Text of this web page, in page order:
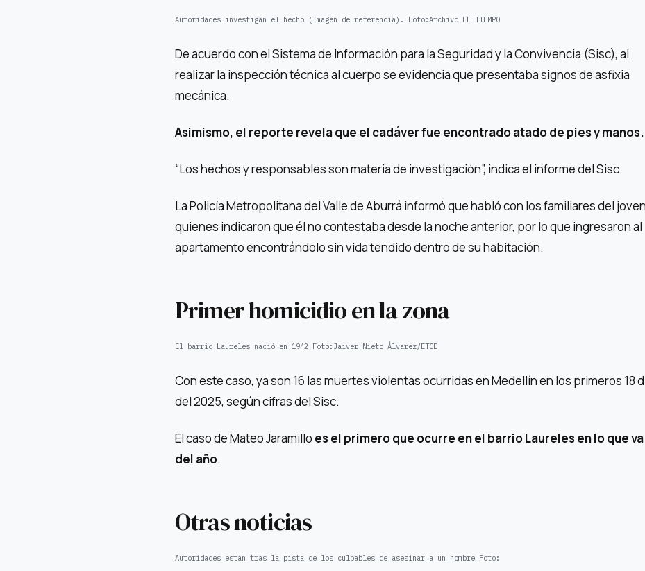
Autoridades investigan el hecho (Imagen de referencia). Foto:Archivo EL TIEMPO
De acuerdo con el Sistema de Información para la Seguridad y la Convivencia (Sisc), al
realizar la inspección técnica al cuerpo se evidencia que presentaba signos de asfixia
mecánica.
Asimismo, el reporte revela que el cadáver fue encontrado atado de pies y manos.
“Los hechos y responsables son materia de investigación”, indica el informe del Sisc.
La Policía Metropolitana del Valle de Aburrá informó que habló con los familiares del
quienes indicaron que él no contestaba desde la noche anterior, por lo que ingresaron al
apartamento encontrándolo sin vida tendido dentro de su habitación.
Primer homicidio en la zona
El barrio Laureles nació en 1942 Foto: Jaiver Nieto Álvarez/ETCE
Con este caso, ya son 16 las muertes violentas ocurridas en Medellín en los primeros 18
del 2025, según cifras del Sisc.
El caso de Mateo Jaramillo es el primero que ocurre en el barrio Laureles en lo que va
del año.
Otras noticias
Autoridades están tras la pista de los culpables de asesinar a un hombre Foto: